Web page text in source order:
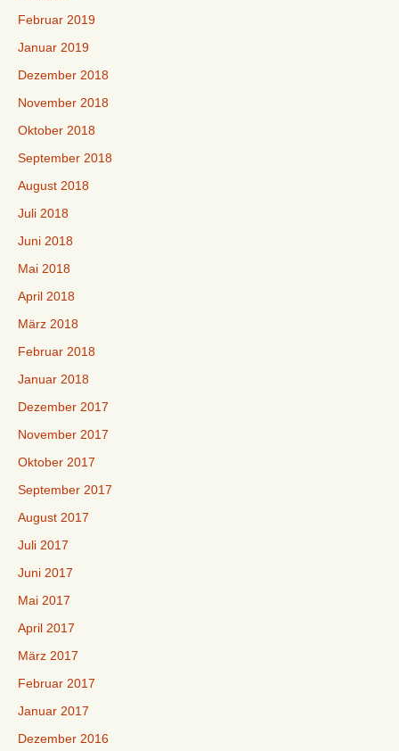
Februar 2019
Januar 2019
Dezember 2018
November 2018
Oktober 2018
September 2018
August 2018
Juli 2018
Juni 2018
Mai 2018
April 2018
März 2018
Februar 2018
Januar 2018
Dezember 2017
November 2017
Oktober 2017
September 2017
August 2017
Juli 2017
Juni 2017
Mai 2017
April 2017
März 2017
Februar 2017
Januar 2017
Dezember 2016